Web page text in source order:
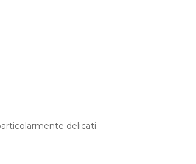
delicati.